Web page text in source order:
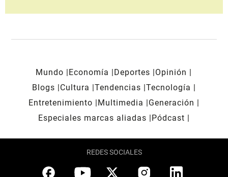
Mundo Economía Deportes
Opinión
Blogs
Cultura Tendencias Tecnología
Entretenimiento
Multimedia
Generación
Especiales marcas aliadas
Pódcast
REDES SOCIALES